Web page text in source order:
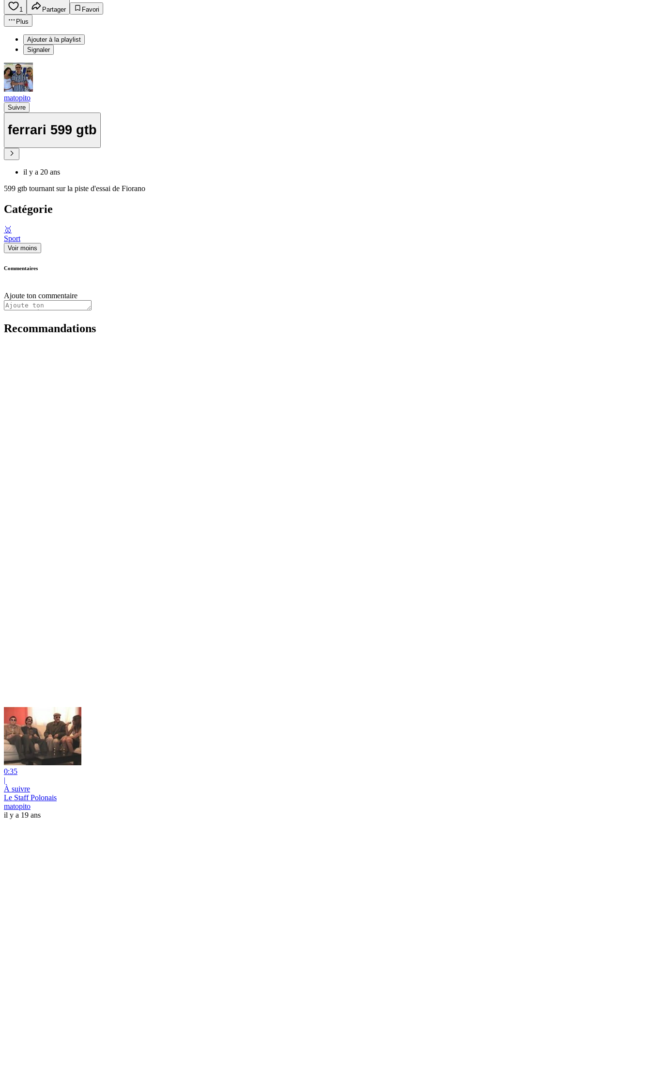
1 Partager
Favori
Plus
Ajouter à la playlist
Signaler
matopito
Suivre
ferrari 599 gtb
il y a 20 ans
599 gtb tournant sur la piste d'essai de Fiorano
Catégorie
🥇
Sport
Voir moins
Commentaires
Ajoute ton commentaire
Recommandations
0:35
|
À suivre
Le Staff Polonais
matopito
il y a 19 ans